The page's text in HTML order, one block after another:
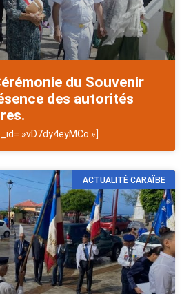
du Souvenir
des autorités
»vD7dy4eyMCo »]
ACTUALITÉ CARAÏBE